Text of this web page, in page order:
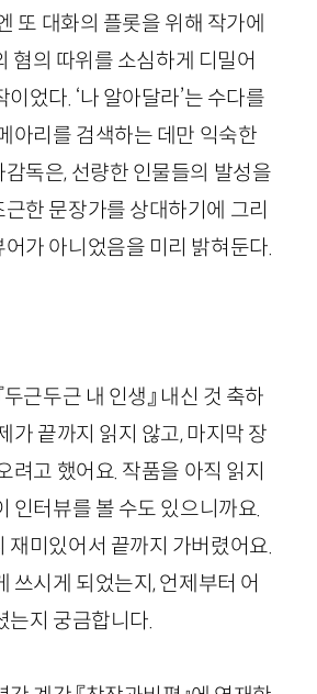
또 대화의 플롯을 위해 작가에
혐의 따위를 소심하게 디밀어
었다. ‘나 알아달라’는 수다를
아리를 검색하는 데만 익숙한
독은, 선량한 인물들의 발성을
한 문장가를 상대하기에 그리
가 아니었음을 미리 밝혀둔다.
두근두근 내 인생』 내신 것 축하
가 끝까지 읽지 않고, 마지막 장
려고 했어요. 작품을 아직 읽지
인터뷰를 볼 수도 있으니까요.
재미있어서 끝까지 가버렸어요.
쓰시게 되었는지, 언제부터 어
는지 궁금합니다.